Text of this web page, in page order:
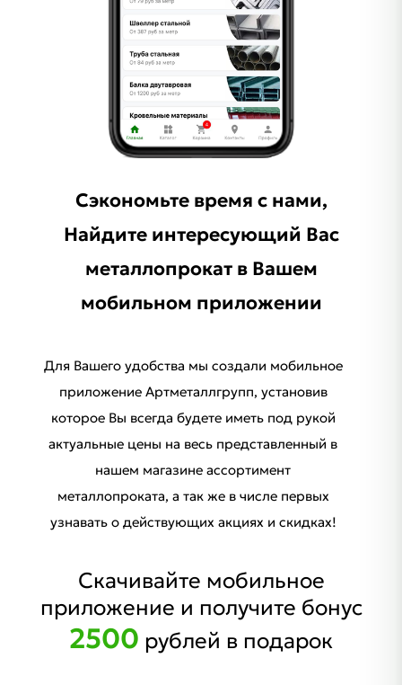
Сэкономьте время с нами,
Найдите интересующий Ваc
металлопрокат в Вашем
мобильном приложении
Для Вашего удобства мы создали мобильное
приложение Артметаллгрупп, установив
которое Вы всегда будете иметь под рукой
актуальные цены на весь представленный в
нашем магазине ассортимент
металлопроката, а так же в числе первых
узнавать о действующих акциях и скидках!
Скачивайте мобильное
приложение и получите бонус
2500 рублей в подарок